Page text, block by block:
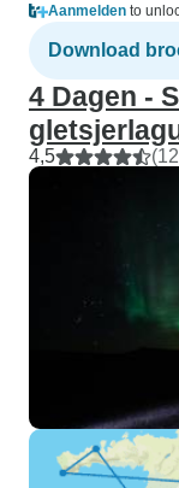
Aanmelden to
Download
4 Dagen -
4,5